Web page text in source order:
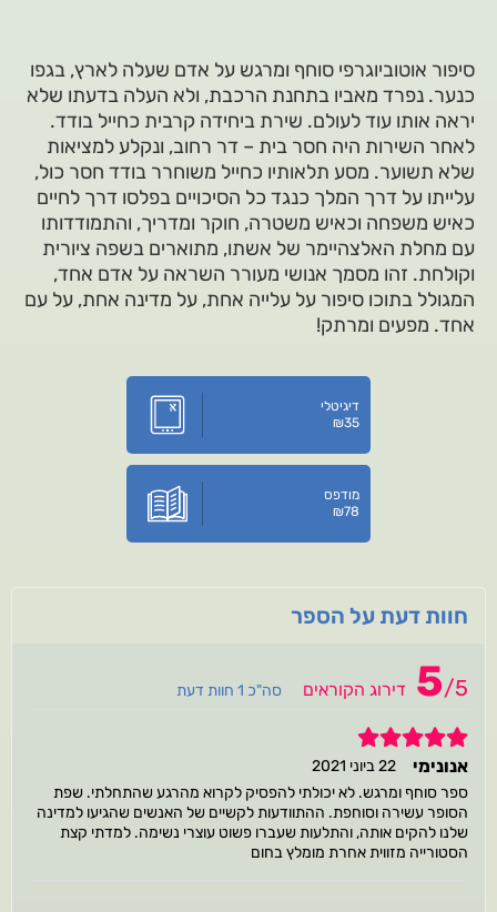
סיפור אוטוביוגרפי סוחף ומרגש על אדם שעלה לארץ, בגפו
כנער. נפרד מאביו בתחנת הרכבת, ולא העלה בדעתו שלא
יראה אותו עוד לעולם. שירת ביחידה קרבית כחייל בודד.
לאחר השירות היה חסר בית – דר רחוב, ונקלע למציאות
שלא תשוער. מסע תלאותיו כחייל משוחרר בודד חסר כול,
עלייתו על דרך המלך כנגד כל הסיכויים בפלסו דרך לחיים
כאיש משפחה וכאיש משטרה, חוקר ומדריך, והתמודדותו
עם מחלת האלצהיימר של אשתו, מתוארים בשפה ציורית
וקולחת. זהו מסמך אנושי מעורר השראה על אדם אחד,
המגולל בתוכו סיפור על עלייה אחת, על מדינה אחת, על עם
אחד. מפעים ומרתק!
דיגיטלי
₪35
מודפס
₪78
חוות דעת על הספר
5/5 דירוג הקוראים סה"כ 1 חוות דעת
5
אנונימי
22 ביוני 2021
ספר סוחף ומרגש. לא יכולתי להפסיק לקרוא מהרגע שהתחלתי. שפת
הסופר עשירה וסוחפת. ההתוודעות לקשיים של האנשים שהגיעו למדינה
שלנו להקים אותה, והתלעות שעברו פשוט עוצרי נשימה. למדתי קצת
הסטורייה מזווית אחרת מומלץ בחום